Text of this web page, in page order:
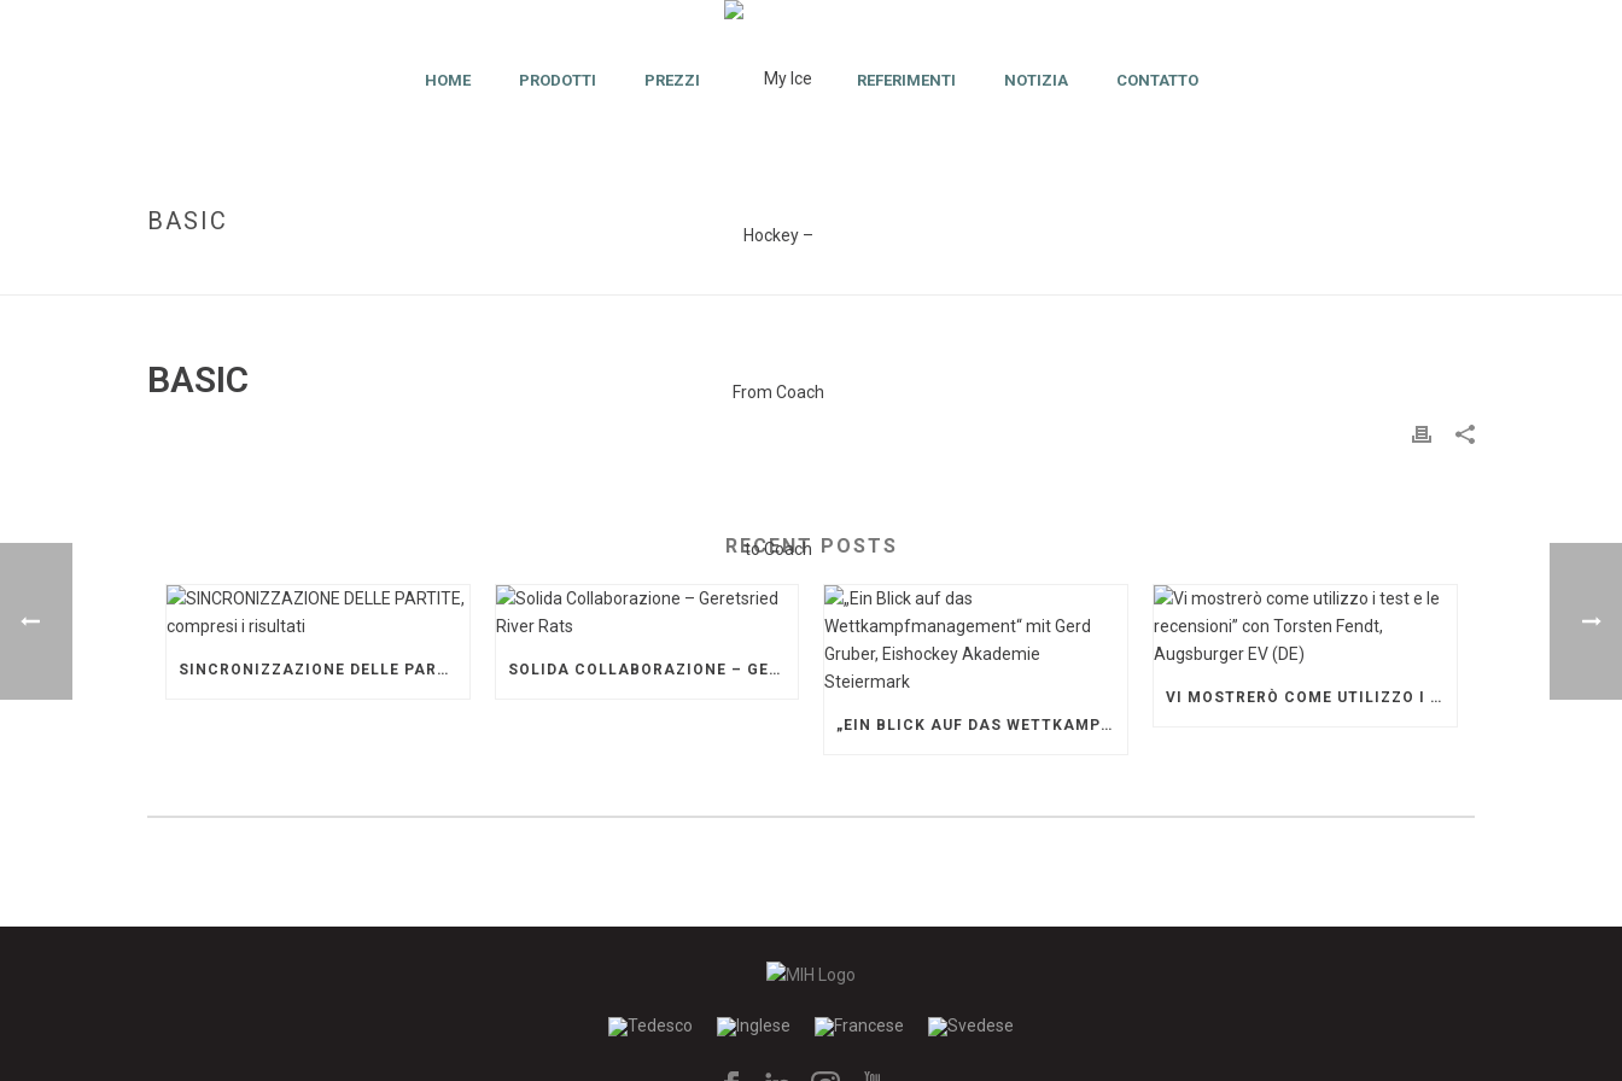
HOME PRODOTTI PREZZI REFERIMENTI NOTIZIA CONTATTO
BASIC
BASIC
RECENT POSTS
SINCRONIZZAZIONE DELLE PARTITE, COMPRESI I RISULTATI SOLIDA COLLABORAZIONE – GERETSRIED RIVER RATS
„EIN BLICK AUF DAS WETTKAMPFMANAGEMENT“ MIT GERD GRUBER, EISHOCKEY AKADEMIE STEIERMARK
VI MOSTRERÒ COME UTILIZZO I TEST E LE RECENSIONI” CON TORSTEN FENDT, AUGSBURGER EV (DE)